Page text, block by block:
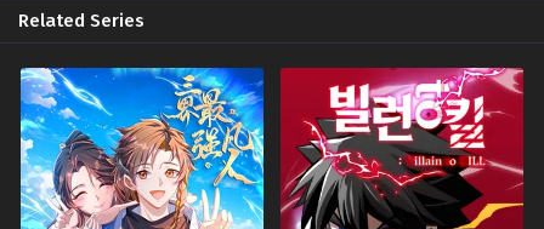
Chapter 50
October 13, 2024
Chapter 49
October 13, 2024
Chapter 48
October 13, 2024
Related Series